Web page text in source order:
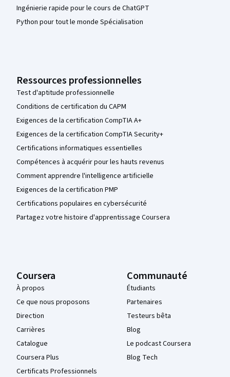
Ingénierie rapide pour le cours de ChatGPT
Python pour tout le monde Spécialisation
Ressources professionnelles
Test d'aptitude professionnelle
Conditions de certification du CAPM
Exigences de la certification CompTIA A+
Exigences de la certification CompTIA Security+
Certifications informatiques essentielles
Compétences à acquérir pour les hauts revenus
Comment apprendre l'intelligence artificielle
Exigences de la certification PMP
Certifications populaires en cybersécurité
Partagez votre histoire d'apprentissage Coursera
Coursera
À propos
Ce que nous proposons
Direction
Carrières
Catalogue
Coursera Plus
Certificats Professionnels
Communauté
Étudiants
Partenaires
Testeurs bêta
Blog
Le podcast Coursera
Blog Tech